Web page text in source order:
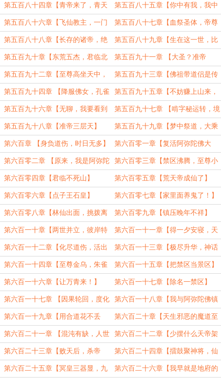
吗】 生】
第五百八十四章【青帝来了，青天
就有了！】
第五百八十五章【你中有我，我中
有你】
第五百八十六章【飞仙教主，一门
五帝】
第五百八十七章【血祭圣体，帝尊
黑手】
第五百八十八章【长存的诸帝，绝
望的金乌】
第五百八十九章【生在这一世，比
谁都要难】
第五百九十章【东荒五杰，君临北
斗】
第五百九十一章 【大圣？准帝
啊！】
第五百九十二章【至尊高坐天中，
四海皆在目下】
第五百九十三章【佛祖带道侣是传
统】
第五百九十四章 【降服佛女，孔雀
坐骑】
第五百九十五章【不妨赚上山来，
坐一口莲台】
第五百九十六章【无聊，我要看到
血流成河】
第五百九十七章 【啃字秘运转，境
界派林仙】
第五百九十八章【准帝三层天】 第五百九十九章【梦中祭道，大乘
赢学】
第六百章 【身负道伤，时日无多】 第六百零一章【复活阿弥陀佛大
帝】
第六百零二章 【原来，我是阿弥陀
佛】
第六百零三章【禁区沸腾，至尊小
丑】
第六百零四章【君临不死山】 第六百零五章【荒天帝成仙了】
第六百零六章【点子王石皇】 第六百零七章【家里面养鬼了！】
第六百零八章【林仙出面，挑拨离
间】
第六百零九章【镇压晚年不祥】
第六百一十章【两世并立，彼岸特
性】
第六百一十一章【得一夕安寝，天
庭又至】
第六百一十二章【化尽道伤，活出
第二世】
第六百一十三章【极尽升华，神话
帝战】
第六百一十四章【至尊金乌，朱雀
小丑】
第六百一十五章【把禁区当景区】
第六百一十六章【让万青来！】 第六百一十七章【除名一禁区】
第六百一十七章 【因果轮回，度化
孔萱】
第六百一十八章【我与阿弥陀佛镇
压禁区】
第六百一十九章【用合道花不丢
人】
第六百二十章【天生邪恶的魔道至
尊】
第六百二十一章 【混沌有缺，人世
无敌】
第六百二十二章【少摆什么天帝架
子】
第六百二十三章【败天后，杀帝
主】
第六百二十四章【擂鼓聚神将，仙
丹动人心】
第六百二十五章【冥皇三器显，九 第六百二十六章【我早就是地府的